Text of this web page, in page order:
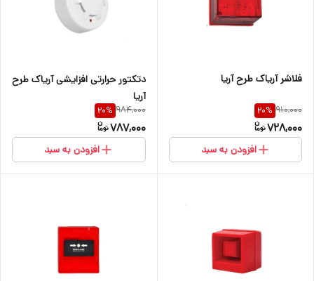
فلاشر آریاک طرح آریا
910,000
20%
728,000
افزودن به سبد
دتکتور حرارتی افزایشی آریاک طرح
آریا
984,000
20%
787,000
افزودن به سبد